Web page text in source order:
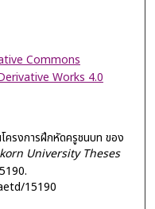
Commons
Works 4.0
รงการฝึกหัดครูชนบท ของ
University Theses
15190